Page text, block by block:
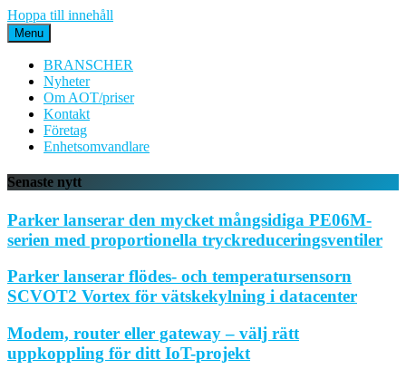
Hoppa till innehåll
Menu
BRANSCHER
Nyheter
Om AOT/priser
Kontakt
Företag
Enhetsomvandlare
Senaste nytt
Parker lanserar den mycket mångsidiga PE06M-
serien med proportionella tryckreduceringsventiler
Parker lanserar flödes- och temperatursensorn
SCVOT2 Vortex för vätskekylning i datacenter
Modem, router eller gateway – välj rätt
uppkoppling för ditt IoT-projekt